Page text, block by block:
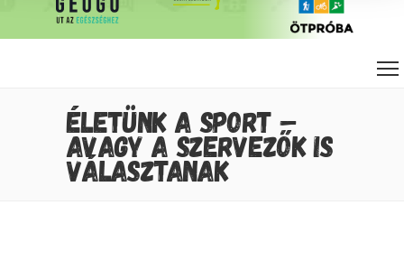
ÉLETÜNK A SPORT –
AVAGY A SZERVEZŐK IS
VÁLASZTANAK